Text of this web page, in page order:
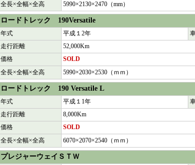
全長×全幅×全高
5990×2130×2470（mm）
ロードトレック 190Versatile
年式 平成１2年
走行距離
52,000Km
価格
SOLD
全長×全幅×全高
5990×2030×2530（ｍｍ）
ロードトレック 190 Versatile L
年式 平成１1年
走行距離
8,000Km
価格
SOLD
全長×全幅×全高
6070×2070×2540（ｍｍ）
プレジャーウェイＳＴＷ